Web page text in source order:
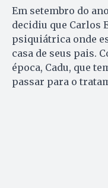
Em setembro do
decidiu que Carlos
psiquiátrica onde
casa de seus pais.
época, Cadu, que
passar para o